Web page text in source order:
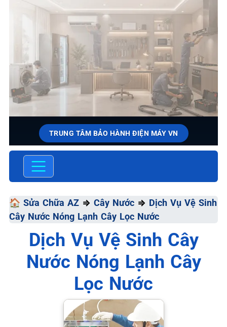
TRUNG TÂM BẢO HÀNH ĐIỆN MÁY VN
SỬA CHỮA & BẢO HÀNH CÂY
Đa
📞 09.663.898.33
🏠 Sửa Chữa AZ ⇒ Cây Nước ⇒ Dịch Vụ Vệ Sinh
Cây Nước Nóng Lạnh Cây Lọc Nước
Dịch Vụ Vệ Sinh Cây
Nước Nóng Lạnh Cây
Lọc Nước